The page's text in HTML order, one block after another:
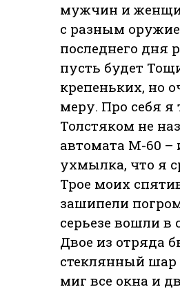
мужчин и
с разным
последнего дня
пусть будет
крепеньких, но
меру. Про себя я
Толстяком не
автомата М-60 –
ухмылка, что я
Трое моих
зашипели
серьезе вошли в
Двое из отряда
стеклянный шар
миг все окна и